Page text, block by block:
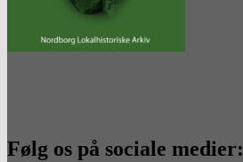
Følg os på sociale medier: